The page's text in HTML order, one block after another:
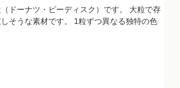
ドーナツ・ピーディスク）です。 大粒で存
そうな素材です。 1粒ずつ異なる独特の色